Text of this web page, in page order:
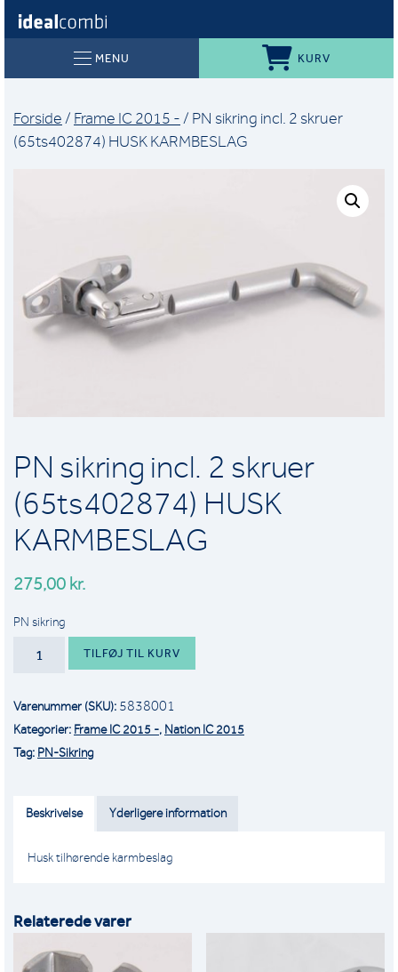
MENU KURV
Forside / Frame IC 2015 - / PN sikring incl. 2 skruer
(65ts402874) HUSK KARMBESLAG
PN sikring incl. 2 skruer
(65ts402874) HUSK
KARMBESLAG
275,00 kr.
PN sikring
SIKRING
SKRUER
(65TS402874)
KARMBESLAG
TILFØJ TIL KURV
Varenummer (SKU): 5838001
Kategorier: Frame IC 2015 -, Nation IC 2015
Tag: PN-Sikring
Beskrivelse Yderligere information
Husk tilhørende karmbeslag
Relaterede varer